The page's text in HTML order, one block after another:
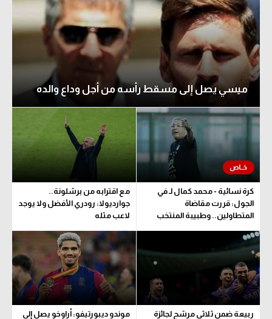
ميسي يصل إلى مسقط رأسه من أجل وداع والده
كرة نسائية - محمد كمال لـ في
الجول: قررت مقاضاة
المتطاولين.. وطبيبة المنتخب
مع اقترابه من برشلونة..
جوارديولا: رودري الأفضل ولا يوجد
لاعب مثله
ربيعة ضمن ثلاثي مرشح لجائزة
موندو ديبورتيفو: أراوخو يصل إلى